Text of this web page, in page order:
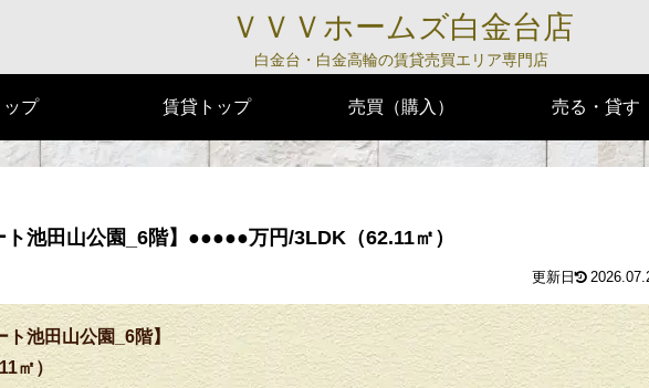
ＶＶＶホームズ白金台店
白金台・白金高輪の賃貸売買エリア専門店
ップ 賃貸トップ 売買（購入） 売る・貸す
ト池田山公園_6階】●●●●●万円/3LDK（62.11㎡）
池田山公園_6階】
㎡）